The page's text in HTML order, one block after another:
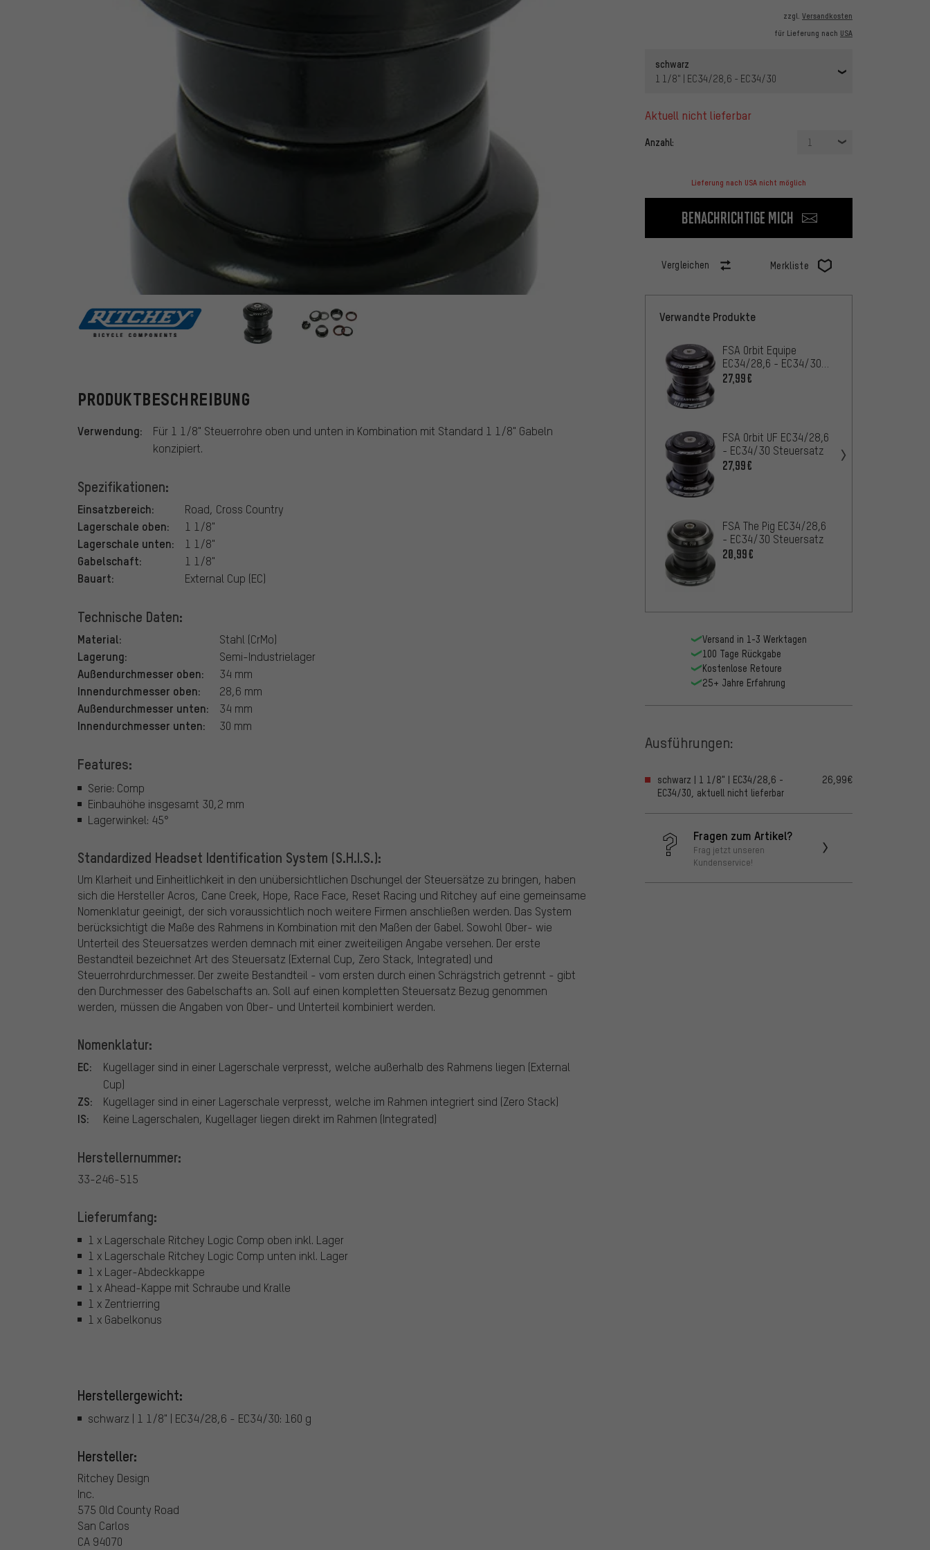
zzgl. Versandkosten
für Lieferung nach USA
schwarz
1 1/8" | EC34/28,6 - EC34/30
aktuell nicht lieferbar
Anzahl: 1
Lieferung nach USA nicht möglich
Benachrichtige mich
Vergleichen Merkliste
Ritchey
PRODUKTBESCHREIBUNG
Verwendung:
Für 1 1/8" Steuerrohre oben und unten in Kombination mit Standard 1 1/8" Gabeln
konzipiert.
Spezifikationen:
Einsatzbereich: Road, Cross Country
Lagerschale oben: 1 1/8"
Lagerschale unten: 1 1/8"
Gabelschaft: 1 1/8"
Bauart: External Cup (EC)
Technische Daten:
Material: Stahl (CrMo)
Lagerung: Semi-Industrielager
Außendurchmesser oben: 34 mm
Innendurchmesser oben: 28,6 mm
Außendurchmesser unten: 34 mm
Innendurchmesser unten: 30 mm
Features:
Serie: Comp
Einbauhöhe insgesamt 30,2 mm
Lagerwinkel: 45°
Standardized Headset Identification System (S.H.I.S.):
Um Klarheit und Einheitlichkeit in den unübersichtlichen Dschungel der Steuersätze zu bringen, haben
sich die Hersteller Acros, Cane Creek, Hope, Race Face, Reset Racing und Ritchey auf eine gemeinsame
Nomenklatur geeinigt, der sich voraussichtlich noch weitere Firmen anschließen werden. Das System
berücksichtigt die Maße des Rahmens in Kombination mit den Maßen der Gabel. Sowohl Ober- wie
Unterteil des Steuersatzes werden demnach mit einer zweiteiligen Angabe versehen. Der erste
Bestandteil bezeichnet Art des Steuersatz (External Cup, Zero Stack, Integrated) und
Steuerrohrdurchmesser. Der zweite Bestandteil - vom ersten durch einen Schrägstrich getrennt - gibt
den Durchmesser des Gabelschafts an. Soll auf einen kompletten Steuersatz Bezug genommen
werden, müssen die Angaben von Ober- und Unterteil kombiniert werden.
Nomenklatur:
EC:
Kugellager sind in einer Lagerschale verpresst, welche außerhalb des Rahmens liegen (External
Cup)
ZS: Kugellager sind in einer Lagerschale verpresst, welche im Rahmen integriert sind (Zero Stack)
IS: Keine Lagerschalen, Kugellager liegen direkt im Rahmen (Integrated)
Herstellernummer:
33-246-515
Lieferumfang:
1 x Lagerschale Ritchey Logic Comp oben inkl. Lager
1 x Lagerschale Ritchey Logic Comp unten inkl. Lager
1 x Lager-Abdeckkappe
1 x Ahead-Kappe mit Schraube und Kralle
1 x Zentrierring
1 x Gabelkonus
Herstellergewicht:
schwarz | 1 1/8" | EC34/28,6 - EC34/30: 160 g
Hersteller:
Ritchey Design
Inc.
575 Old County Road
San Carlos
CA 94070
Verwandte Produkte
FSA Orbit Equipe
EC34/28,6 - EC34/30
Steuersatz
27,99€
FSA Orbit UF EC34/28,6
- EC34/30 Steuersatz
27,99€
FSA The Pig EC34/28,6
- EC34/30 Steuersatz
20,99€
Versand in 1-3 Werktagen
100 Tage Rückgabe
Kostenlose Retoure
25+ Jahre Erfahrung
Ausführungen:
schwarz | 1 1/8" | EC34/28,6 -
EC34/30, aktuell nicht lieferbar
26,99€
Fragen zum Artikel?
Frag jetzt unseren
Kundenservice!